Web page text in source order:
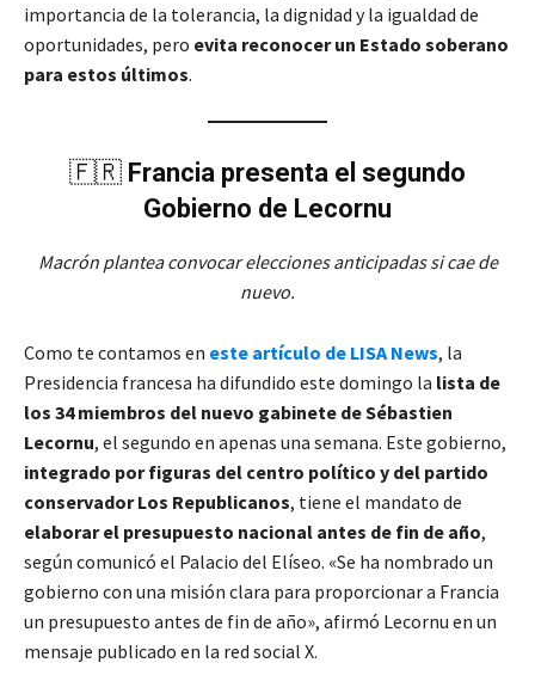
importancia de la tolerancia, la dignidad y la igualdad de
oportunidades, pero evita reconocer un Estado soberano
para estos últimos.
🇫🇷 Francia presenta el segundo
Gobierno de Lecornu
Macrón plantea convocar elecciones anticipadas si cae de
nuevo.
Como te contamos en este artículo de LISA News, la
Presidencia francesa ha difundido este domingo la lista de
los 34 miembros del nuevo gabinete de Sébastien
Lecornu, el segundo en apenas una semana. Este gobierno,
integrado por figuras del centro político y del partido
conservador Los Republicanos, tiene el mandato de
elaborar el presupuesto nacional antes de fin de año,
según comunicó el Palacio del Elíseo. «Se ha nombrado un
gobierno con una misión clara para proporcionar a Francia
un presupuesto antes de fin de año», afirmó Lecornu en un
mensaje publicado en la red social X.